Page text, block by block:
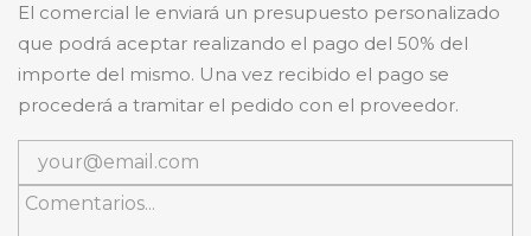
El comercial le enviará un presupuesto personalizado
que podrá aceptar realizando el pago del 50% del
importe del mismo. Una vez recibido el pago se
procederá a tramitar el pedido con el proveedor.